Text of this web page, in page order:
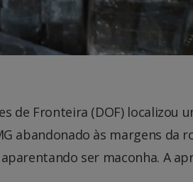
de Fronteira (DOF) localizou
abandonado às margens da
ser maconha. A